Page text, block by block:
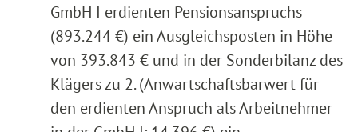
GmbH I erdienten Pensionsanspruchs
(893.244 €) ein Ausgleichsposten in Höhe
von 393.843 € und in der Sonderbilanz des
Klägers zu 2. (Anwartschaftsbarwert für
den erdienten Anspruch als Arbeitnehmer